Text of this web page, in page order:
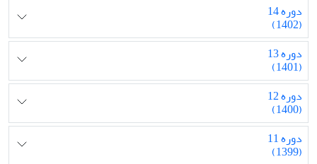
دوره 14
(1402)
دوره 13
(1401)
دوره 12
(1400)
دوره 11
(1399)